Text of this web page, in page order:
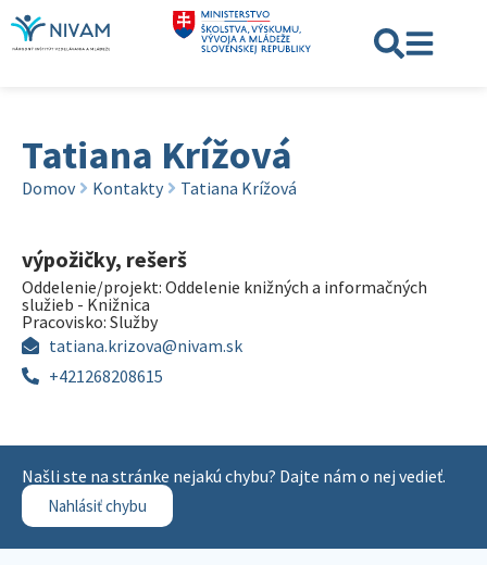
Tatiana Krížová
Domov Kontakty Tatiana Krížová
výpožičky, rešerš
Oddelenie/projekt: Oddelenie knižných a informačných
služieb - Knižnica
Pracovisko: Služby
tatiana.krizova@nivam.sk
+421268208615
Našli ste na stránke nejakú chybu? Dajte nám o nej vedieť.
Nahlásiť chybu